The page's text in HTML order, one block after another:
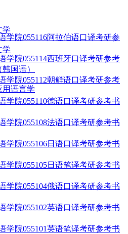
学
学
国语）
用语言学
学院055116阿拉伯语口译考研参
学院055114西班牙口译考研参考
学院055112朝鲜语口译考研参考
学院055110德语口译考研参考书
学院055108法语口译考研参考书
学院055106日语口译考研参考书
学院055105日语笔译考研参考书
学院055104俄语口译考研参考书
学院055102英语口译考研参考书
学院055101英语笔译考研参考书